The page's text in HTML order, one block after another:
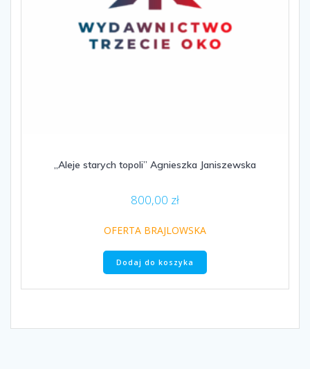
„Aleje starych topoli” Agnieszka Janiszewska
800,00 zł
OFERTA BRAJLOWSKA
Dodaj do koszyka